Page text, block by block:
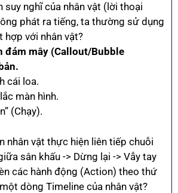
suy nghĩ của nhân vật (lời thoại
phát ra tiếng, ta thường sử dụng
với nhân vật?
đám mây (Callout/Bubble
cái loa.
màn hình.
(Chạy).
nhân vật thực hiện liên tiếp chuỗi
sân khấu -> Dừng lại -> Vẫy tay
các hành động (Action) theo thứ
dòng Timeline của nhân vật?